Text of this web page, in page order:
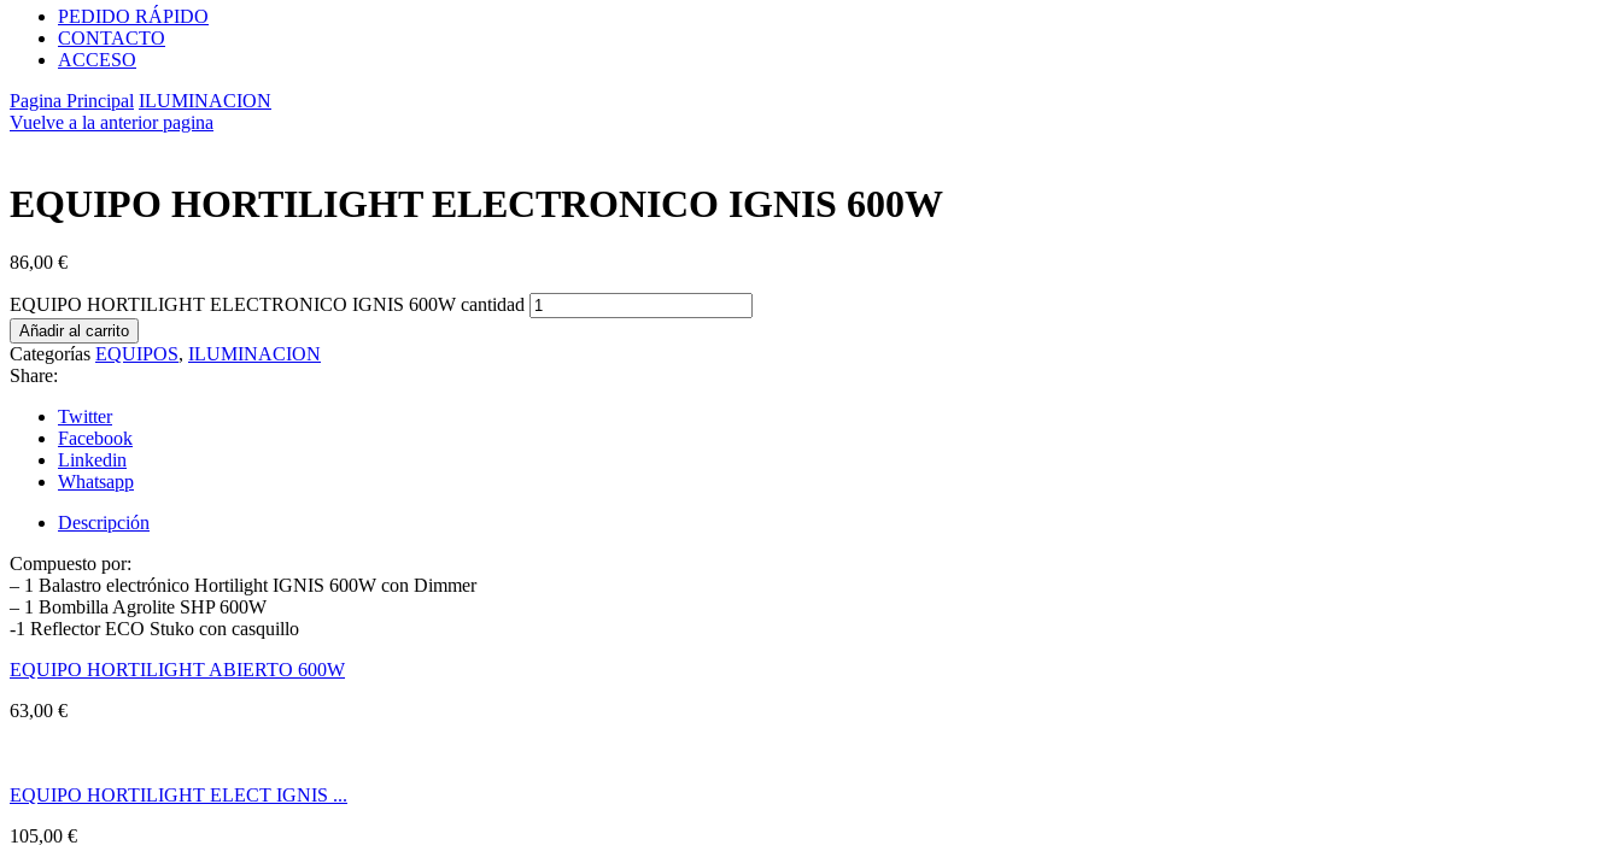
PEDIDO RÁPIDO
CONTACTO
ACCESO
Pagina Principal ILUMINACION
Vuelve a la anterior pagina
EQUIPO HORTILIGHT ELECTRONICO IGNIS 600W
86,00 €
EQUIPO HORTILIGHT ELECTRONICO IGNIS 600W cantidad
Añadir al carrito
Categorías EQUIPOS, ILUMINACION
Share:
Twitter
Facebook
Linkedin
Whatsapp
Descripción
Compuesto por:
– 1 Balastro electrónico Hortilight IGNIS 600W con Dimmer
– 1 Bombilla Agrolite SHP 600W
-1 Reflector ECO Stuko con casquillo
EQUIPO HORTILIGHT ABIERTO 600W
63,00 €
EQUIPO HORTILIGHT ELECT IGNIS ...
105,00 €